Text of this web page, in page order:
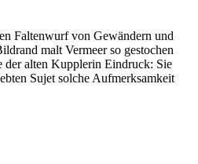
Faltenwurf von Gewändern und
malt Vermeer so gestochen
der alten Kupplerin Eindruck: Sie
Sujet solche Aufmerksamkeit